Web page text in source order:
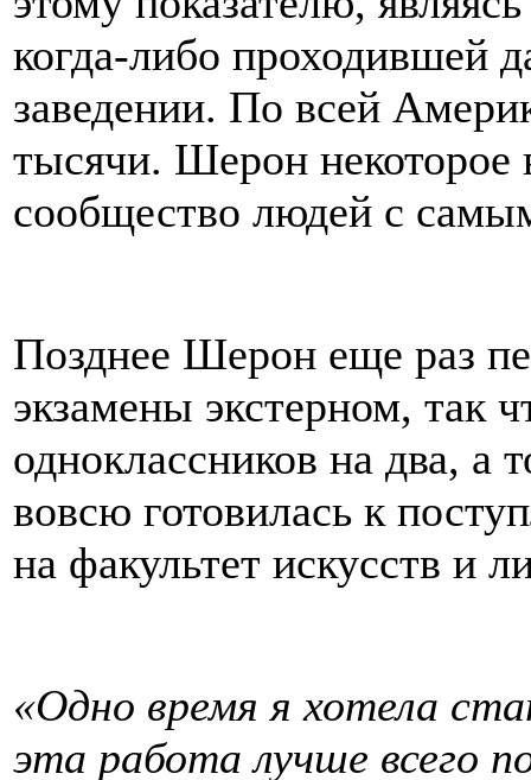
когда-либо проходившей
заведении. По всей
тысячи. Шерон некоторое
сообщество людей с
Позднее Шерон еще раз
экзамены экстерном, так
одноклассников на два, а
вовсю готовилась к
на факультет искусств и
«Одно время я хотела
эта работа лучше всего